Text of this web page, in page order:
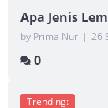
Apa Jenis
by Prima Nur | 26
0
Trending: